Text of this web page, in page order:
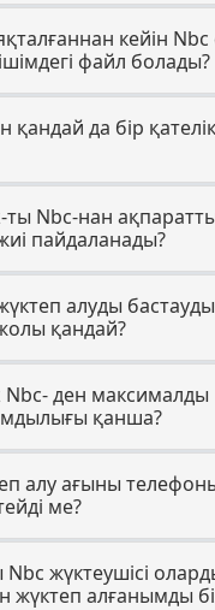
кейін
файл болады?
қандай да бір
ты Nbc-нан
пайдаланады?
алуды
қандай?
Nbc- ден максималды
қанша?
алу ағыны
ме?
Nbc жүктеушісі
жүктеп алғанымды